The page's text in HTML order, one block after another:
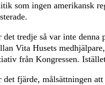
som ingen amerikansk
det tredje så var inte denna
Vita Husets
från Kongressen.
det fjärde, målsättningen